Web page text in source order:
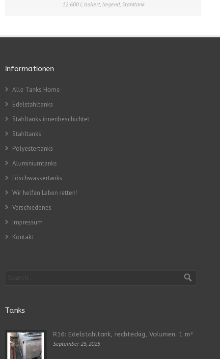
12.600 l, isoliert, liegend,Stahltank
Informationen
Alle Tanks Home
Edelstahltanks
Stahltanks innenbeschichtet
Stahltanks
Polyestertanks
Aluminiumtanks
Löschwassertanks
Wir helfen Leben retten!
Verschiedenes
Impressum
Kontakt
Tanks
R16: Edelstahltank, rechteckig, Volumen: 1 m³
September 25, 2025